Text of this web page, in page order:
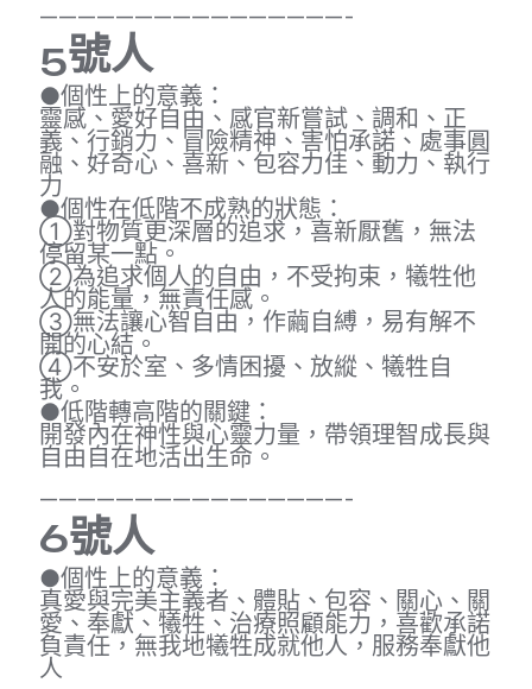
————————————————-
5號人
●個性上的意義：
靈感、愛好自由、感官新嘗試、調和、正
義、行銷力、冒險精神、害怕承諾、處事圓
融、好奇心、喜新、包容力佳、動力、執行
力
●個性在低階不成熟的狀態：
①對物質更深層的追求，喜新厭舊，無法
停留某一點。
②為追求個人的自由，不受拘束，犧牲他
人的能量，無責任感。
③無法讓心智自由，作繭自縛，易有解不
開的心結。
④不安於室、多情困擾、放縱、犧牲自
我。
●低階轉高階的關鍵：
開發內在神性與心靈力量，帶領理智成長與
自由自在地活出生命。
————————————————-
6號人
●個性上的意義：
真愛與完美主義者、體貼、包容、關心、關
愛、奉獻、犧牲、治療照顧能力，喜歡承諾
負責任，無我地犧牲成就他人，服務奉獻他
人